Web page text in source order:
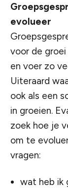
evolueer
voor de groei
en voer zo
Uiteraard
ook als een
in groeien.
zoek hoe je
om te
vragen:
wat heb ik